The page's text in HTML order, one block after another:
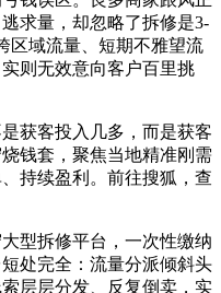
求量，却忽略了拆修是3-
区域流量、短期不雅望流
则无效意向客户百里挑
获客投入几多，而是获客
钱套，聚焦当地精准刚需
持续盈利。前往搜狐，查
型拆修平台，一次性缴纳
处完全：流量分派倾斜头
层层分发、反复倒卖，实